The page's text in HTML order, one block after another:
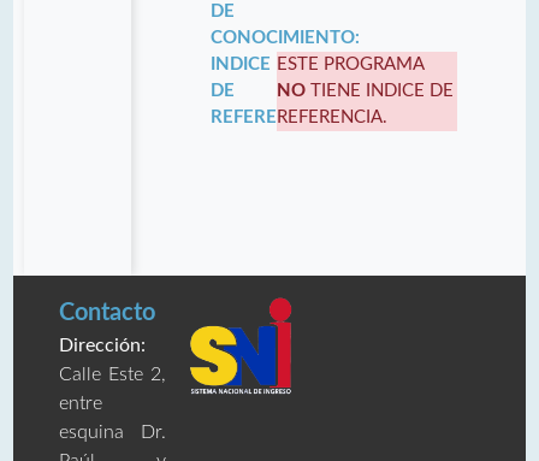
DE
CONOCIMIENTO:
INDICE
DE
REFERENCIA:
ESTE PROGRAMA
NO TIENE INDICE DE
REFERENCIA.
Contacto
Dirección:
Calle Este 2,
entre
esquina Dr.